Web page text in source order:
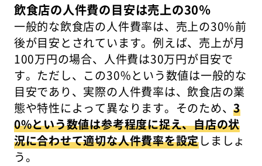
飲食店の人件費の目安は売上の30％
一般的な飲食店の人件費率は、売上の30%前
後が目安とされています。例えば、売上が月
100万円の場合、人件費は30万円が目安で
す。ただし、この30%という数値は一般的な
目安であり、実際の人件費率は、飲食店の業
態や特性によって異なります。そのため、3
0%という数値は参考程度に捉え、自店の状
況に合わせて適切な人件費率を設定しましょ
う。